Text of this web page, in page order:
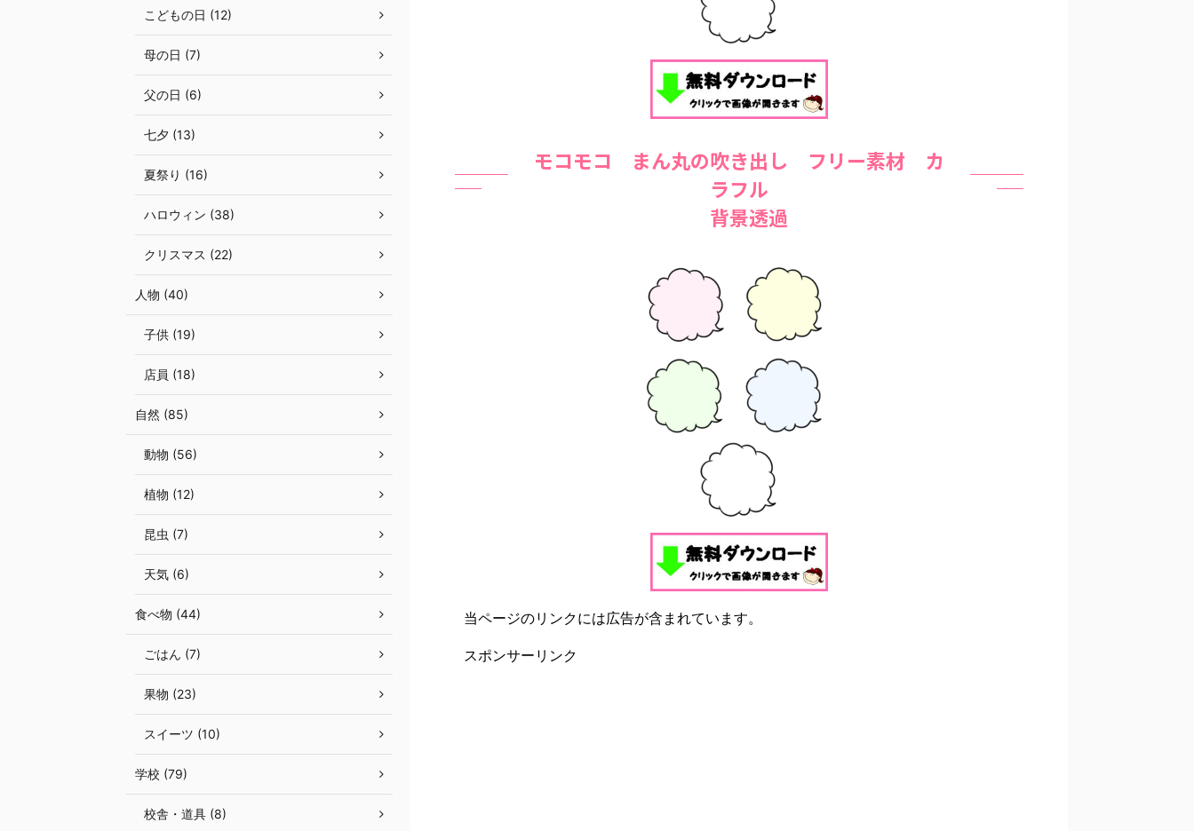
モコモコ まん丸の吹き出し フリー素材 カ
ラフル
背景透過
当ページのリンクには広告が含まれています。
スポンサーリンク
こどもの日 (12)
母の日 (7)
父の日 (6)
七夕 (13)
夏祭り (16)
ハロウィン (38)
クリスマス (22)
人物 (40)
子供 (19)
店員 (18)
自然 (85)
動物 (56)
植物 (12)
昆虫 (7)
天気 (6)
食べ物 (44)
ごはん (7)
果物 (23)
スイーツ (10)
学校 (79)
校舎・道具 (8)